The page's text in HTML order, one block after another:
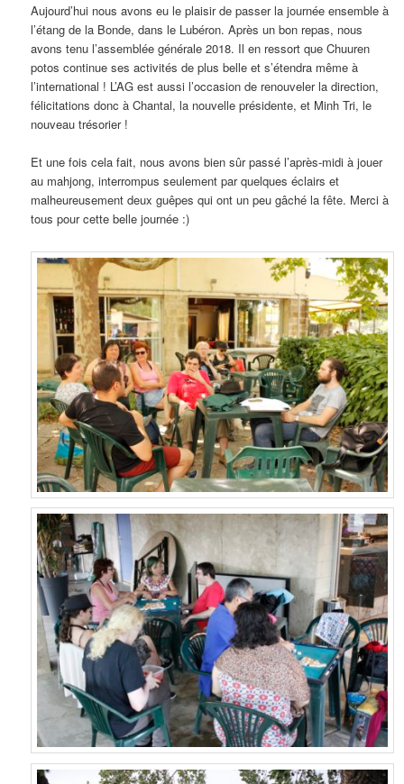
Aujourd’hui nous avons eu le plaisir de passer la journée ensemble à
l’étang de la Bonde, dans le Lubéron. Après un bon repas, nous
avons tenu l’assemblée générale 2018. Il en ressort que Chuuren
potos continue ses activités de plus belle et s’étendra même à
l’international ! L’AG est aussi l’occasion de renouveler la direction,
félicitations donc à Chantal, la nouvelle présidente, et Minh Tri, le
nouveau trésorier !
Et une fois cela fait, nous avons bien sûr passé l’après-midi à jouer
au mahjong, interrompus seulement par quelques éclairs et
malheureusement deux guêpes qui ont un peu gâché la fête. Merci à
tous pour cette belle journée :)